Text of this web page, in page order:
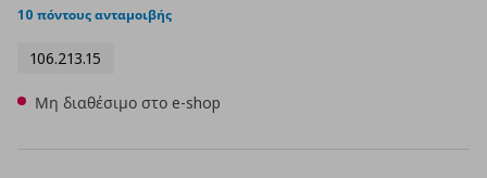
10 πόντους ανταμοιβής
106.213.15
Μη διαθέσιμο στο e-shop